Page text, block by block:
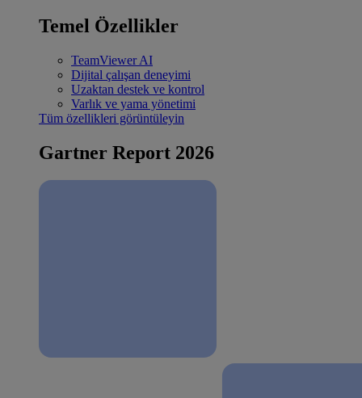
Temel Özellikler
TeamViewer AI
Dijital çalışan deneyimi
Uzaktan destek ve kontrol
Varlık ve yama yönetimi
Tüm özellikleri görüntüleyin
Gartner Report 2026